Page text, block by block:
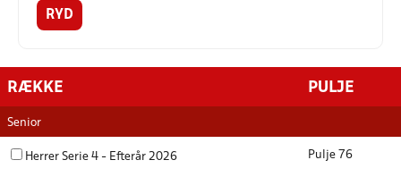
RYD
RÆKKE PULJE
Senior
Herrer Serie 4 - Efterår 2026 Pulje 76